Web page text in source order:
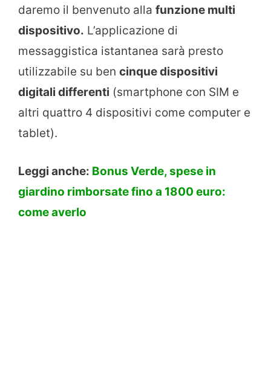
daremo il benvenuto alla funzione multi
dispositivo. L’applicazione di
messaggistica istantanea sarà presto
utilizzabile su ben cinque dispositivi
digitali differenti (smartphone con SIM e
altri quattro 4 dispositivi come computer e
tablet).
Leggi anche: Bonus Verde, spese in
giardino rimborsate fino a 1800 euro:
come averlo